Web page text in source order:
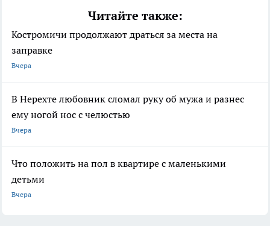
Читайте также:
Костромичи продолжают драться за места на
заправке
Вчера
В Нерехте любовник сломал руку об мужа и разнес
ему ногой нос с челюстью
Вчера
Что положить на пол в квартире с маленькими
детьми
Вчера